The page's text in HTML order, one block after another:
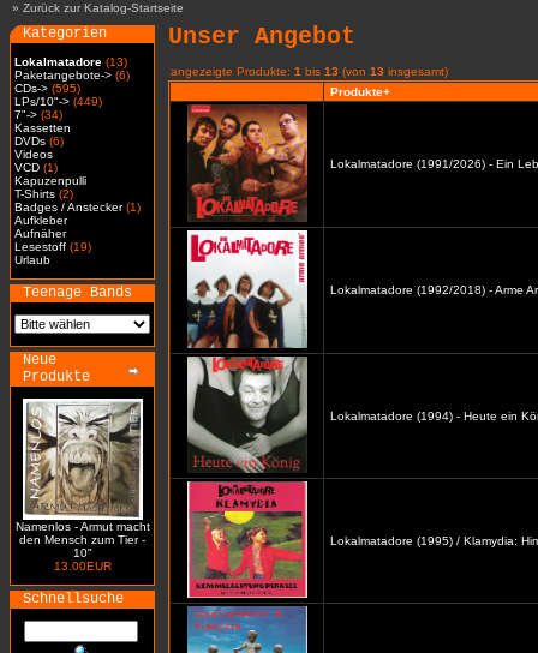
» Zurück zur Katalog-Startseite
Kategorien
Lokalmatadore (13)
Paketangebote-> (6)
CDs-> (595)
LPs/10"-> (449)
7"-> (34)
Kassetten
DVDs (6)
Videos
VCD (1)
Kapuzenpulli
T-Shirts (2)
Badges / Anstecker(1)
Aufkleber
Aufnäher
Lesestoff (19)
Urlaub
Teenage Bands
Neue
Produkte
Namenlos - Armut macht
den Mensch zum Tier -
10"
13.00EUR
Schnellsuche
Unser Angebot
angezeigte Produkte: 1 bis 13 (von 13 insgesamt)
Produkte+
Lokalmatadore (1991/2026) - Ein
Lokalmatadore (1992/2018) - Arme
Lokalmatadore (1994) - Heute ein
Lokalmatadore (1995) / Klamydia: